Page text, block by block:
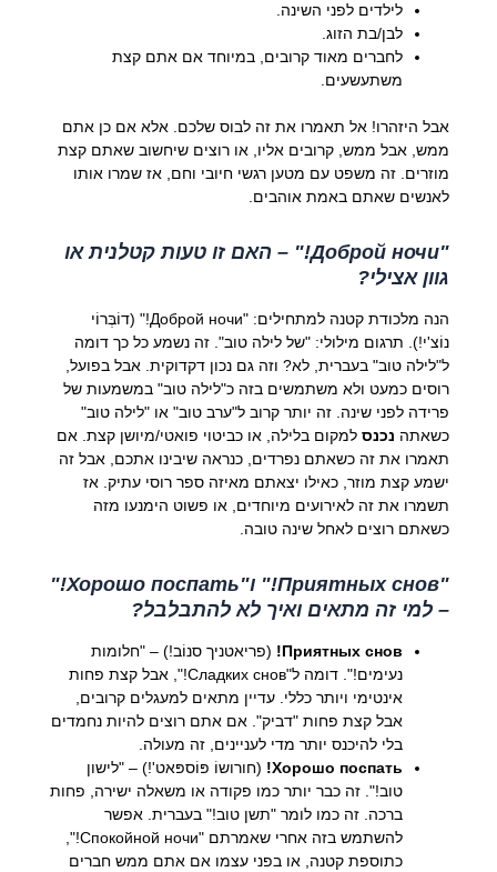
לילדים לפני השינה.
לבן/בת הזוג.
לחברים מאוד קרובים, במיוחד אם אתם קצת
משתעשעים.
אבל היזהרו! אל תאמרו את זה לבוס שלכם. אלא אם כן אתם
ממש, אבל ממש, קרובים אליו, או רוצים שיחשוב שאתם קצת
מוזרים. זה משפט עם מטען רגשי חיובי וחם, אז שמרו אותו
לאנשים שאתם באמת אוהבים.
"Доброй ночи!" – האם זו טעות קטלנית או
גוון אצילי?
הנה מלכודת קטנה למתחילים: "Доброй ночи!" (דוֹבְּרוֹי
נוֹצ'י!). תרגום מילולי: "של לילה טוב". זה נשמע כל כך דומה
ל"לילה טוב" בעברית, לא? וזה גם נכון דקדוקית. אבל בפועל,
רוסים כמעט ולא משתמשים בזה כ"לילה טוב" במשמעות של
פרידה לפני שינה. זה יותר קרוב ל"ערב טוב" או "לילה טוב"
כשאתה נכנסלמקום בלילה, או כביטוי פואטי/מיושן קצת. אם
תאמרו את זה כשאתם נפרדים, כנראה שיבינו אתכם, אבל זה
ישמע קצת מוזר, כאילו יצאתם מאיזה ספר רוסי עתיק. אז
תשמרו את זה לאירועים מיוחדים, או פשוט הימנעו מזה
כשאתם רוצים לאחל שינה טובה.
"Приятных снов!" ו"Хорошо поспать!"
– למי זה מתאים ואיך לא להתבלבל?
Приятных снов!
(פריאטניך סנוֹב!) – "חלומות
נעימים!". דומה ל"Сладких снов!", אבל קצת פחות
אינטימי ויותר כללי. עדיין מתאים למעגלים קרובים,
אבל קצת פחות "דביק". אם אתם רוצים להיות נחמדים
בלי להיכנס יותר מדי לעניינים, זה מעולה.
Хорошо поспать!
(חורושוֹ פּוֹספּאט'!) – "לישון
טוב!". זה כבר יותר כמו פקודה או משאלה ישירה, פחות
ברכה. זה כמו לומר "תשן טוב!" בעברית. אפשר
להשתמש בזה אחרי שאמרתם "Спокойной ночи!",
כתוספת קטנה, או בפני עצמו אם אתם ממש חברים